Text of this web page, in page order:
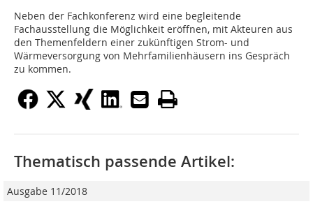
Neben der Fachkonferenz wird eine begleitende
Fachausstellung die Möglichkeit eröffnen, mit Akteuren aus
den Themenfeldern einer zukünftigen Strom- und
Wärmeversorgung von Mehrfamilienhäusern ins Gespräch
zu kommen.
Thematisch passende Artikel:
Ausgabe 11/2018